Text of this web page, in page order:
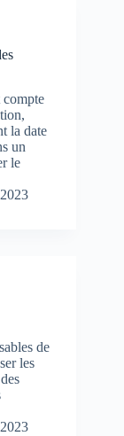
compte
la date
un
le
de
les